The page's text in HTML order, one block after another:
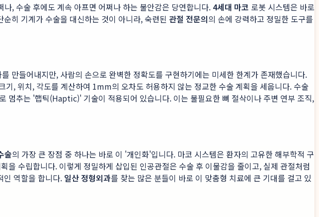
, 수술 후에도 계속 아프면 어쩌나 하는 불안감은 당연합니다. 4세대 마코 로봇 시스템은 바로
히 기계가 수술을 대신하는 것이 아니라, 숙련된 관절 전문의의 손에 강력하고 정밀한 도구를
만들어내지만, 사람의 손으로 완벽한 정확도를 구현하기에는 미세한 한계가 존재했습니다.
, 위치, 각도를 계산하여 1mm의 오차도 허용하지 않는 정교한 수술 계획을 세웁니다. 수술
멈추는 '햅틱(Haptic)' 기술이 적용되어 있습니다. 이는 불필요한 뼈 절삭이나 주변 연부 조직,
술의 가장 큰 장점 중 하나는 바로 이 '개인화'입니다. 마코 시스템은 환자의 고유한 해부학적 구
수립합니다. 이렇게 정밀하게 삽입된 인공관절은 수술 후 이물감을 줄이고, 실제 관절처럼
인 역할을 합니다. 일산 정형외과를 찾는 많은 분들이 바로 이 맞춤형 치료에 큰 기대를 걸고 있